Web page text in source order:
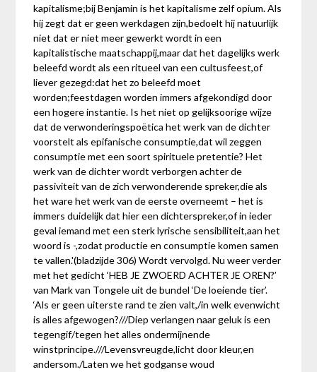
kapitalisme;bij Benjamin is het kapitalisme zelf opium. Als
hij zegt dat er geen werkdagen zijn,bedoelt hij natuurlijk
niet dat er niet meer gewerkt wordt in een
kapitalistische maatschappij,maar dat het dagelijks werk
beleefd wordt als een ritueel van een cultusfeest,of
liever gezegd:dat het zo beleefd moet
worden;feestdagen worden immers afgekondigd door
een hogere instantie. Is het niet op gelijksoorige wijze
dat de verwonderingspoëtica het werk van de dichter
voorstelt als epifanische consumptie,dat wil zeggen
consumptie met een soort spirituele pretentie? Het
werk van de dichter wordt verborgen achter de
passiviteit van de zich verwonderende spreker,die als
het ware het werk van de eerste overneemt – het is
immers duidelijk dat hier een dichterspreker,of in ieder
geval iemand met een sterk lyrische sensibiliteit,aan het
woord is -,zodat productie en consumptie komen samen
te vallen.'(bladzijde 306) Wordt vervolgd. Nu weer verder
met het gedicht ‘HEB JE ZWOERD ACHTER JE OREN?’
van Mark van Tongele uit de bundel ‘De loeiende tier’.
‘Als er geen uiterste rand te zien valt,/in welk evenwicht
is alles afgewogen?///Diep verlangen naar geluk is een
tegengif/tegen het alles ondermijnende
winstprincipe.///Levensvreugde,licht door kleur,en
andersom./Laten we het godganse woud